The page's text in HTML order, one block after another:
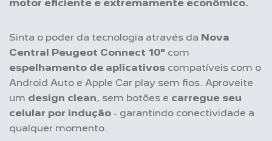
celular por indução- garantindo conectividade a
Um equilíbrio perfeito entre modernidade e
imponênciamarcam o design único do Peugeot
208. O detalhe dologo Styleno exterior do carro e
seuacabamento modernoconferem um visual
chamativo na traseira, enquanto sua cor cinza
artense e anova grade Dark Chrome